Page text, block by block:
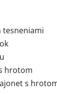
tesneniami
hrotom
s